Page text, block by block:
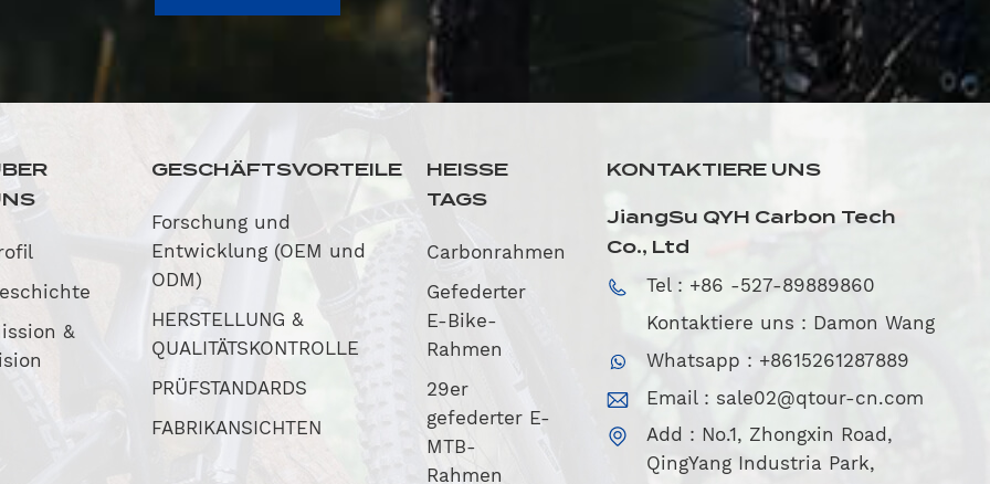
&
GESCHÄFTSVORTEILE
Forschung und
Entwicklung (OEM und
ODM)
HERSTELLUNG &
QUALITÄTSKONTROLLE
PRÜFSTANDARDS
FABRIKANSICHTEN
HEISSE
TAGS
Carbonrahmen
Gefederter
E-Bike-
Rahmen
29er
gefederter E-
MTB-
Rahmen
KONTAKTIERE UNS
JiangSu QYH Carbon Tech
Co., Ltd
Tel : +86 -527-89889860
Kontaktiere uns : Damon Wang
Whatsapp : +8615261287889
Email : sale02@qtour-cn.com
Add : No.1, Zhongxin Road,
QingYang Industria Park,